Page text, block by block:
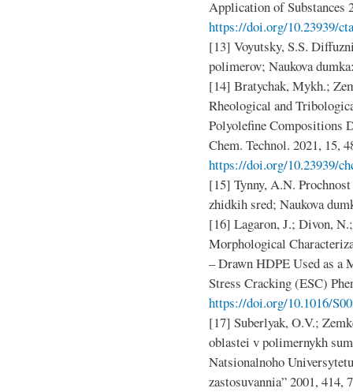
Application of Substances
https://doi.org/10.23939/
[13] Voyutsky, S.S.
polimerov; Naukova
[14] Bratychak, Mykh.;
Rheological and
Polyolefine Compositions
Chem. Technol. 2021, 15,
https://doi.org/10.23939/
[15] Tynny, A.N.
zhidkih sred; Naukova
[16] Lagaron, J.; Divon,
Morphological
– Drawn HDPE Used as a
Stress Cracking (ESC)
https://doi.org/10.1016/
[17] Suberlyak, O.V.;
oblastei v polimernykh
Natsionalnoho
zastosuvannia” 2001, 414,